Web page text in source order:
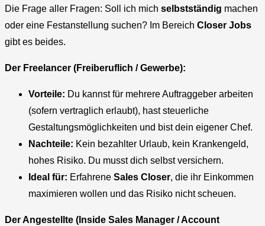
Die Frage aller Fragen: Soll ich mich selbstständig machen
oder eine Festanstellung suchen? Im Bereich Closer Jobs
gibt es beides.
Der Freelancer (Freiberuflich / Gewerbe):
Vorteile: Du kannst für mehrere Auftraggeber arbeiten
(sofern vertraglich erlaubt), hast steuerliche
Gestaltungsmöglichkeiten und bist dein eigener Chef.
Nachteile: Kein bezahlter Urlaub, kein Krankengeld,
hohes Risiko. Du musst dich selbst versichern.
Ideal für: Erfahrene Sales Closer, die ihr Einkommen
maximieren wollen und das Risiko nicht scheuen.
Der Angestellte (Inside Sales Manager / Account